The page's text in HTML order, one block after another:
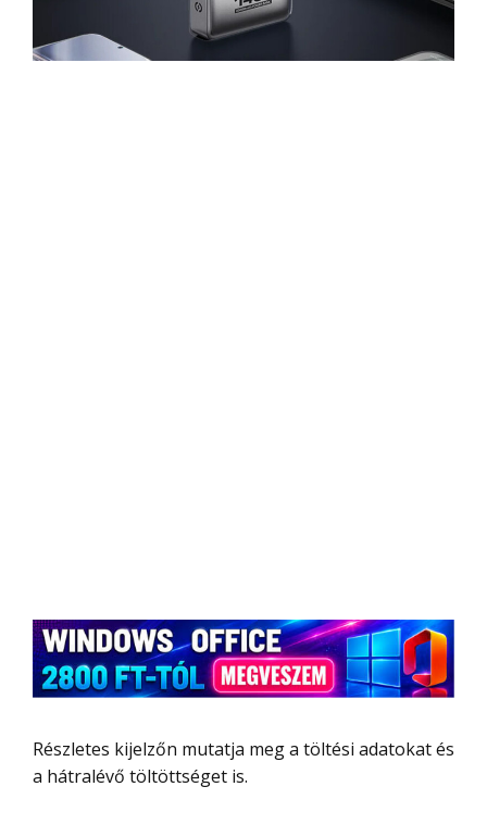
Részletes kijelzőn mutatja meg a töltési adatokat és
a hátralévő töltöttséget is.